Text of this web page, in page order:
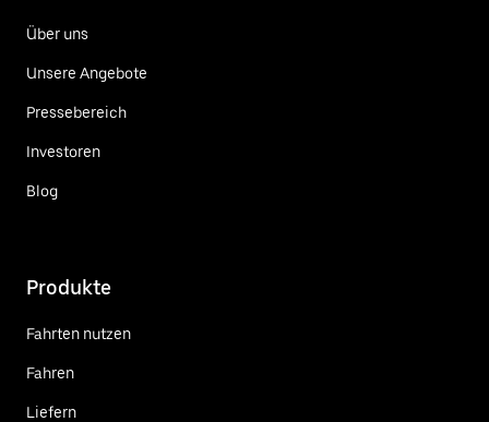
Über uns
Unsere Angebote
Pressebereich
Investoren
Blog
Produkte
Fahrten nutzen
Fahren
Liefern